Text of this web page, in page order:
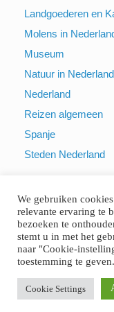
Landgoederen en
Molens in
Museum
Natuur in Nederland
Nederland
Reizen algemeen
Spanje
Steden Nederland
© Reisbestemming.info
en
We gebruiken
relevante ervaring te
bezoeken te
stemt u in met het
naar "Cookie-
toestemming te
Cookie Settings